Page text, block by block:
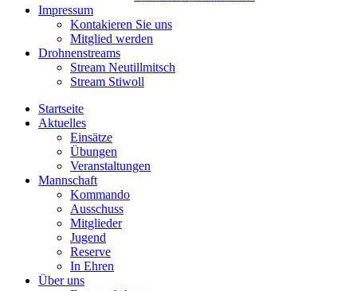
Impressum
Kontakieren Sie uns
Mitglied werden
Drohnenstreams
Stream Neutillmitsch
Stream Stiwoll
Startseite
Aktuelles
Einsätze
Übungen
Veranstaltungen
Mannschaft
Kommando
Ausschuss
Mitglieder
Jugend
Reserve
In Ehren
Über uns